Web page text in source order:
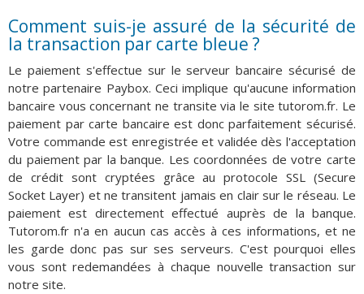
Comment suis-je assuré de la sécurité de
la transaction par carte bleue ?
Le paiement s'effectue sur le serveur bancaire sécurisé de
notre partenaire Paybox. Ceci implique qu'aucune information
bancaire vous concernant ne transite via le site tutorom.fr. Le
paiement par carte bancaire est donc parfaitement sécurisé.
Votre commande est enregistrée et validée dès l'acceptation
du paiement par la banque. Les coordonnées de votre carte
de crédit sont cryptées grâce au protocole SSL (Secure
Socket Layer) et ne transitent jamais en clair sur le réseau. Le
paiement est directement effectué auprès de la banque.
Tutorom.fr n'a en aucun cas accès à ces informations, et ne
les garde donc pas sur ses serveurs. C'est pourquoi elles
vous sont redemandées à chaque nouvelle transaction sur
notre site.